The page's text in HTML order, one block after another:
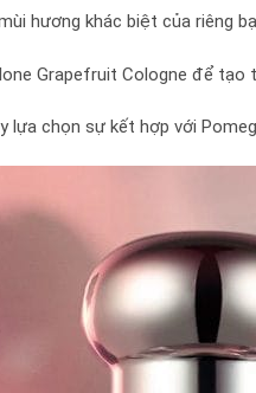
hương khác biệt của riêng
Grapefruit Cologne để
chọn sự kết hợp với